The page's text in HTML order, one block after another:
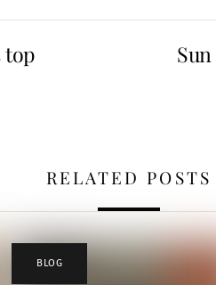
top
RELATED POSTS
BLOG